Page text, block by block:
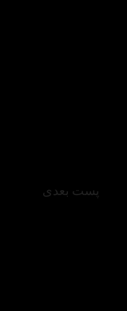
پست بعدی